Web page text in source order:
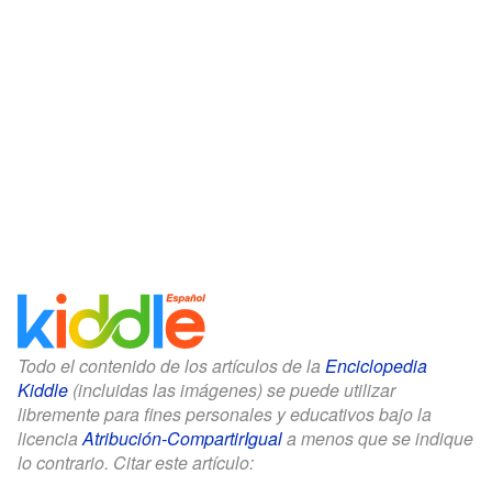
Todo el contenido de los artículos de la Enciclopedia
Kiddle (incluidas las imágenes) se puede utilizar
libremente para fines personales y educativos bajo la
licencia Atribución-CompartirIguala menos que se indique
lo contrario. Citar este artículo: